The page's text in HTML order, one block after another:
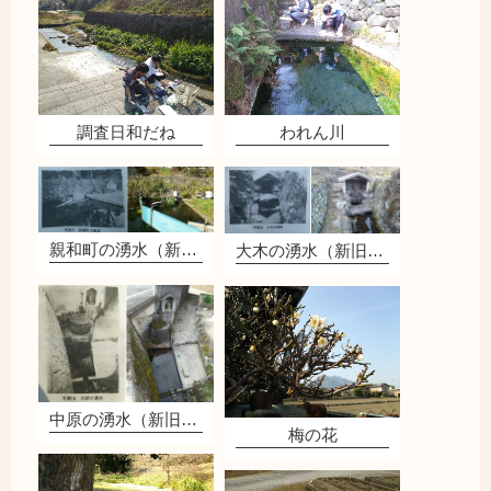
調査日和だね われん川
親和町の湧水（新旧比較） 大木の湧水（新旧比較）
中原の湧水（新旧比較）
梅の花